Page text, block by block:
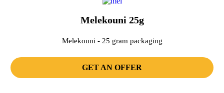
Melekouni 25g
Melekouni - 25 gram packaging
GET AN OFFER